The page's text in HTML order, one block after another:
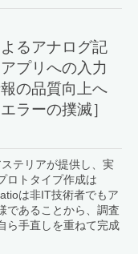
るアナログ記
プリへの入力
の品質向上へ
ラーの撲滅］
テリアが提供し、実
ロトタイプ作成は
は非IT技術者でもア
であることから、調査
ら手直しを重ねて完成